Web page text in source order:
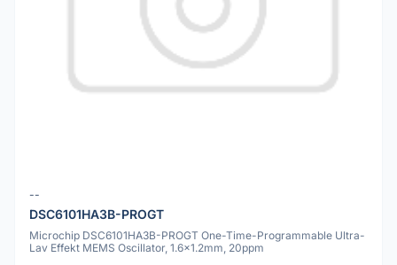
--
DSC6101HA3B-PROGT
Microchip DSC6101HA3B-PROGT One-Time-Programmable Ultra-
Lav Effekt MEMS Oscillator, 1.6x1.2mm, 20ppm